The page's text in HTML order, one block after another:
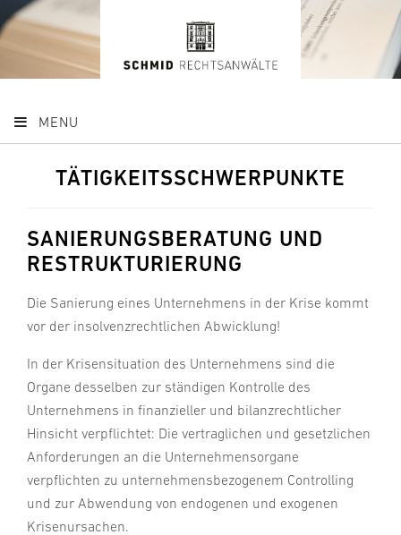
MENU
TÄTIGKEITSSCHWERPUNKTE
SANIERUNGSBERATUNG UND
RESTRUKTURIERUNG
Die Sanierung eines Unternehmens in der Krise kommt
vor der insolvenzrechtlichen Abwicklung!
In der Krisensituation des Unternehmens sind die
Organe desselben zur ständigen Kontrolle des
Unternehmens in finanzieller und bilanzrechtlicher
Hinsicht verpflichtet: Die vertraglichen und gesetzlichen
Anforderungen an die Unternehmensorgane
verpflichten zu unternehmensbezogenem Controlling
und zur Abwendung von endogenen und exogenen
Krisenursachen.